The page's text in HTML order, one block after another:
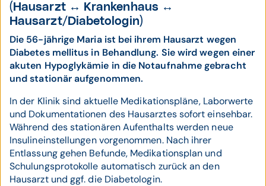
(Hausarzt ↔ Krankenhaus ↔
Hausarzt/Diabetologin)
Die 56-jährige Maria ist bei ihrem Hausarzt wegen
Diabetes mellitus in Behandlung. Sie wird wegen einer
akuten Hypoglykämie in die Notaufnahme gebracht
und stationär aufgenommen.
In der Klinik sind aktuelle Medikationspläne, Laborwerte
und Dokumentationen des Hausarztes sofort einsehbar.
Während des stationären Aufenthalts werden neue
Insulineinstellungen vorgenommen. Nach ihrer
Entlassung gehen Befunde, Medikationsplan und
Schulungsprotokolle automatisch zurück an den
Hausarzt und ggf. die Diabetologin.